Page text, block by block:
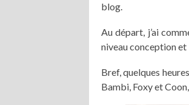
blog.
Au départ, j’ai
niveau conception
Bref, quelques
Bambi, Foxy et